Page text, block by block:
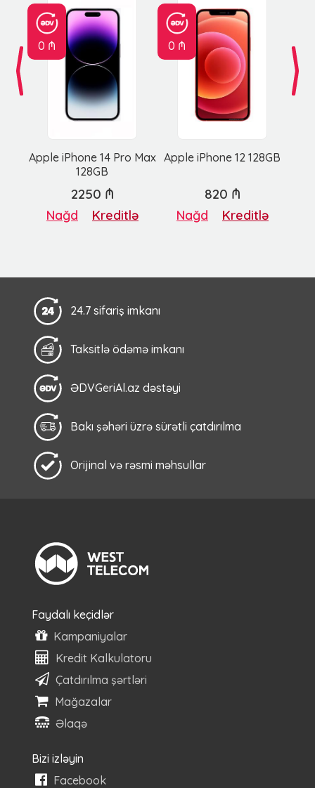
0 ₼
Apple iPhone 14 Pro Max
128GB
0 ₼
Apple iPhone 12 128GB
2250 ₼
Nağd Kreditlə
820 ₼
Nağd Kreditlə
24.7 sifariş imkanı
Taksitlə ödəmə imkanı
ƏDVGeriAl.az dəstəyi
Bakı şəhəri üzrə sürətli çatdırılma
Orijinal və rəsmi məhsullar
Faydalı keçidlər
Kampaniyalar
Kredit Kalkulatoru
Çatdırılma şərtləri
Mağazalar
Əlaqə
Bizi izləyin
Facebook